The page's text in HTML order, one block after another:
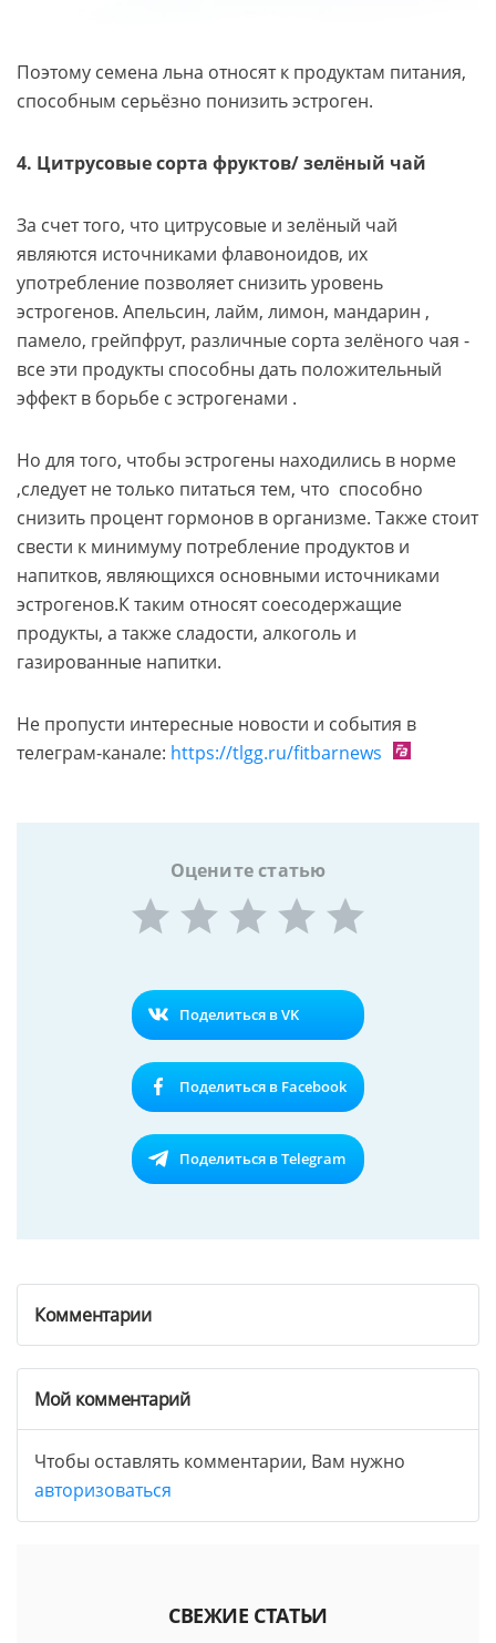
Поэтому семена льна относят к продуктам питания,
способным серьёзно понизить эстроген.
4. Цитрусовые сорта фруктов/ зелёный чай
За счет того, что цитрусовые и зелёный чай
являются источниками флавоноидов, их
употребление позволяет снизить уровень
эстрогенов. Апельсин, лайм, лимон, мандарин ,
памело, грейпфрут, различные сорта зелёного чая -
все эти продукты способны дать положительный
эффект в борьбе с эстрогенами .
Но для того, чтобы эстрогены находились в норме
,следует не только питаться тем, что способно
снизить процент гормонов в организме. Также стоит
свести к минимуму потребление продуктов и
напитков, являющихся основными источниками
эстрогенов.К таким относят соесодержащие
продукты, а также сладости, алкоголь и
газированные напитки.
Не пропусти интересные новости и события в
телеграм-канале: https://tlgg.ru/fitbarnews
Оцените статью
Поделиться в VK
Поделиться в Facebook
Поделиться в Telegram
Комментарии
Мой комментарий
Чтобы оставлять комментарии, Вам нужно
авторизоваться
СВЕЖИЕ СТАТЬИ